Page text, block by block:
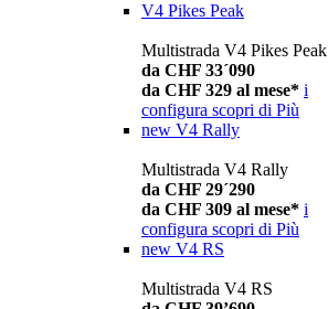
V4 Pikes Peak
Multistrada V4 Pikes Peak
da CHF 33´090
da CHF 329 al mese* i
configura scopri di Più
new V4 Rally
Multistrada V4 Rally
da CHF 29´290
da CHF 309 al mese* i
configura scopri di Più
new V4 RS
Multistrada V4 RS